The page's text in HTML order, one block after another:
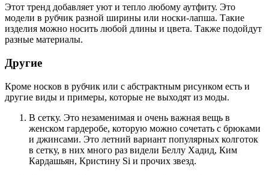
Этот тренд добавляет уют и тепло любому аутфиту. Это
модели в рубчик разной ширины или носки-лапша. Такие
изделия можно носить любой длины и цвета. Также подойдут
разные материалы.
Другие
Кроме носков в рубчик или с абстрактным рисунком есть и
другие виды и примеры, которые не выходят из моды.
В сетку. Это незаменимая и очень важная вещь в
женском гардеробе, которую можно сочетать с брюками
и джинсами. Это летний вариант популярных колготок
в сетку, в них много раз видели Беллу Хадид, Ким
Кардашьян, Кристину Si и прочих звезд.